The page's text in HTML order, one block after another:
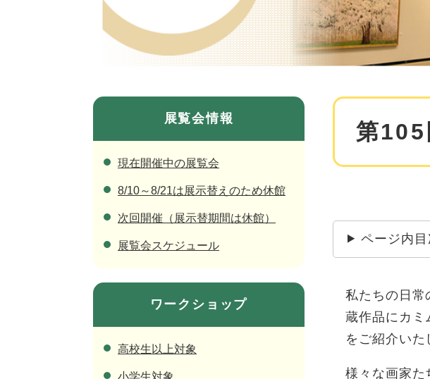
本
第
ページ内目
私たちの日常
蔵作品にカミ
をご紹介いた
様々な画家た
展覧会情報
現在開催中の展覧会
8/10～8/21は展示替えのため休館
次回開催（展示替期間は休館）
展覧会スケジュール
ワークショップ
高校生以上対象
小学生対象